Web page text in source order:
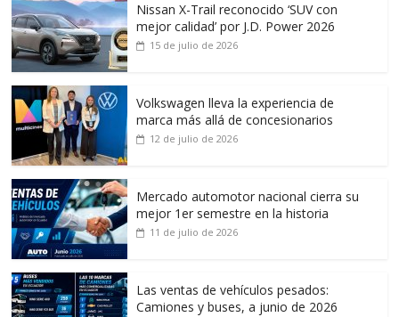
Nissan X-Trail reconocido ‘SUV con
mejor calidad’ por J.D. Power 2026
15 de julio de 2026
Volkswagen lleva la experiencia de
marca más allá de concesionarios
12 de julio de 2026
Mercado automotor nacional cierra su
mejor 1er semestre en la historia
11 de julio de 2026
Las ventas de vehículos pesados:
Camiones y buses, a junio de 2026